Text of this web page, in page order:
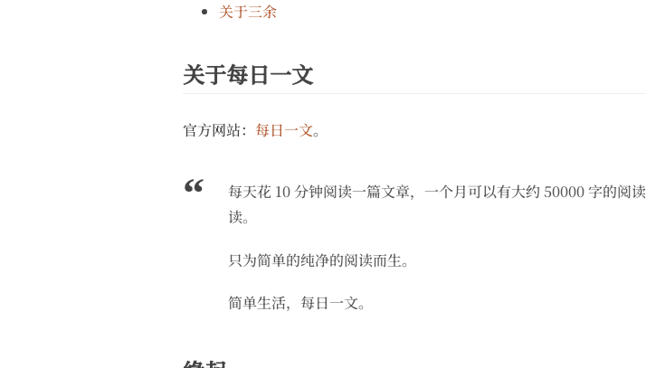
关于三余
关于每日一文
官方网站： 每日一文。
每天花 10 分钟阅读一篇文章，一个月可以有大约 50000 字的阅
读。
只为简单的纯净的阅读而生。
简单生活，每日一文。